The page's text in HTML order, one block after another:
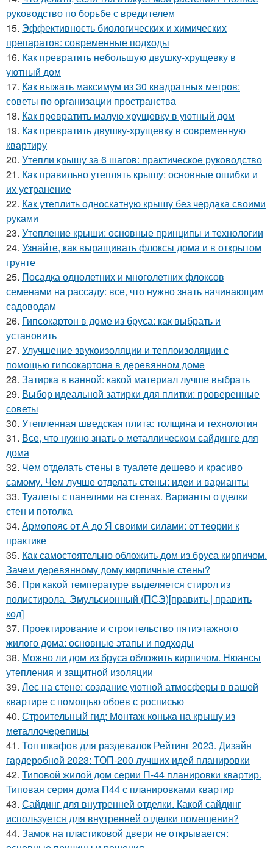
руководство по борьбе с вредителем
15. Эффективность биологических и химических
препаратов: современные подходы
16. Как превратить небольшую двушку-хрущевку в
уютный дом
17. Как выжать максимум из 30 квадратных метров:
советы по организации пространства
18. Как превратить малую хрущевку в уютный дом
19. Как превратить двушку-хрущевку в современную
квартиру
20. Утепли крышу за 6 шагов: практическое руководство
21. Как правильно утеплять крышу: основные ошибки и
их устранение
22. Как утеплить односкатную крышу без чердака своими
руками
23. Утепление крыши: основные принципы и технологии
24. Узнайте, как выращивать флоксы дома и в открытом
грунте
25. Посадка однолетних и многолетних флоксов
семенами на рассаду: все, что нужно знать начинающим
садоводам
26. Гипсокартон в доме из бруса: как выбрать и
установить
27. Улучшение звукоизоляции и теплоизоляции с
помощью гипсокартона в деревянном доме
28. Затирка в ванной: какой материал лучше выбрать
29. Выбор идеальной затирки для плитки: проверенные
советы
30. Утепленная шведская плита: толщина и технология
31. Все, что нужно знать о металлическом сайдинге для
дома
32. Чем отделать стены в туалете дешево и красиво
самому. Чем лучше отделать стены: идеи и варианты
33. Туалеты с панелями на стенах. Варианты отделки
стен и потолка
34. Армопояс от А до Я своими силами: от теории к
практике
35. Как самостоятельно обложить дом из бруса кирпичом.
Зачем деревянному дому кирпичные стены?
36. При какой температуре выделяется стирол из
полистирола. Эмульсионный (ПСЭ)[править | править
код]
37. Проектирование и строительство пятиэтажного
жилого дома: основные этапы и подходы
38. Можно ли дом из бруса обложить кирпичом. Нюансы
утепления и защитной изоляции
39. Лес на стене: создание уютной атмосферы в вашей
квартире с помощью обоев с росписью
40. Строительный гид: Монтаж конька на крышу из
металлочерепицы
41. Топ шкафов для раздевалок Рейтинг 2023. Дизайн
гардеробной 2023: ТОП-200 лучших идей планировки
42. Типовой жилой дом серии П-44 планировки квартир.
Типовая серия дома П44 с планировками квартир
43. Сайдинг для внутренней отделки. Какой сайдинг
используется для внутренней отделки помещения?
44. Замок на пластиковой двери не открывается: